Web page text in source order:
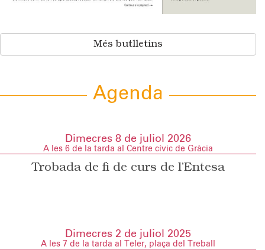
Més butlletins
Agenda
Dimecres 8 de juliol 2026
A les 6 de la tarda al Centre cívic de Gràcia
Trobada de fi de curs de l’Entesa
Dimecres 2 de juliol 2025
A les 7 de la tarda al Teler, plaça del Treball